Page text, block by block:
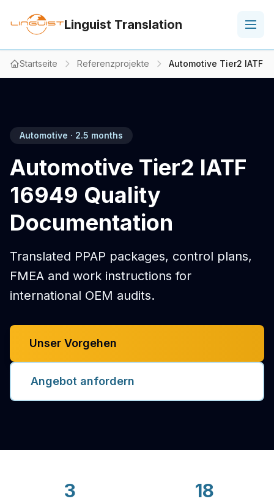
Linguist Translation
Startseite Referenzprojekte Automotive Tier2 IATF
Automotive · 2.5 months
Automotive Tier2 IATF
16949 Quality
Documentation
Translated PPAP packages, control plans,
FMEA and work instructions for
international OEM audits.
Unser Vorgehen
Angebot anfordern
3 18